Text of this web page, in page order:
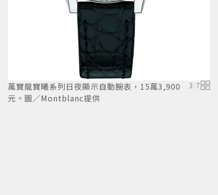
萬寶龍寶曦系列日夜顯示自動腕表，15萬3,900
元。圖／Montblanc提供
3/7